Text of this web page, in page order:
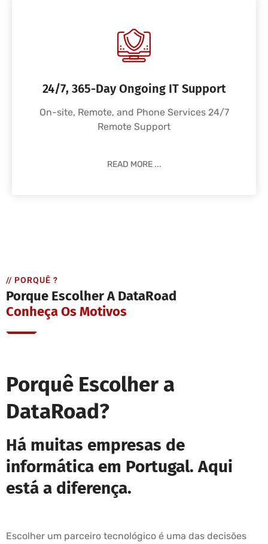
24/7, 365-Day Ongoing IT Support
On-site, Remote, and Phone Services 24/7
Remote Support
READ MORE ...
// PORQUÊ ?
Porque Escolher A DataRoad
Conheça Os Motivos
Porquê Escolher a
DataRoad?
Há muitas empresas de
informática em Portugal. Aqui
está a diferença.
Escolher um parceiro tecnológico é uma das decisões